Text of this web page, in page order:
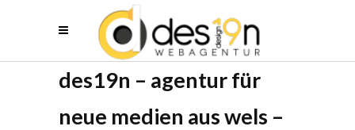
des19n – agentur für
neue medien aus wels –